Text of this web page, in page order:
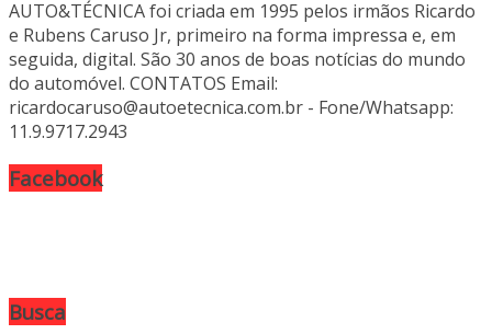
AUTO&TÉCNICA foi criada em 1995 pelos irmãos Ricardo
e Rubens Caruso Jr, primeiro na forma impressa e, em
seguida, digital. São 30 anos de boas notícias do mundo
do automóvel. CONTATOS Email:
ricardocaruso@autoetecnica.com.br - Fone/Whatsapp:
11.9.9717.2943
Facebook
Busca